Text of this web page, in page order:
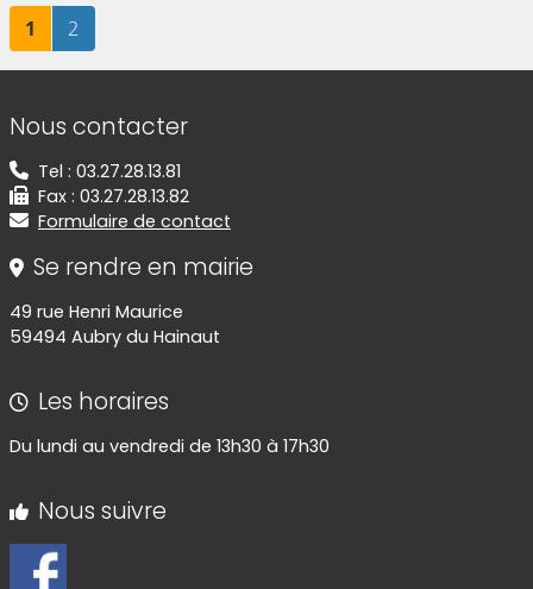
Page
1 sur 2Page
2
Informations de contact
Nous contacter
Tel : 03.27.28.13.81
Fax : 03.27.28.13.82
Formulaire de contact
Se rendre en mairie
49 rue Henri Maurice
59494 Aubry du Hainaut
Les horaires
Du lundi au vendredi de 13h30 à 17h30
Nous suivre